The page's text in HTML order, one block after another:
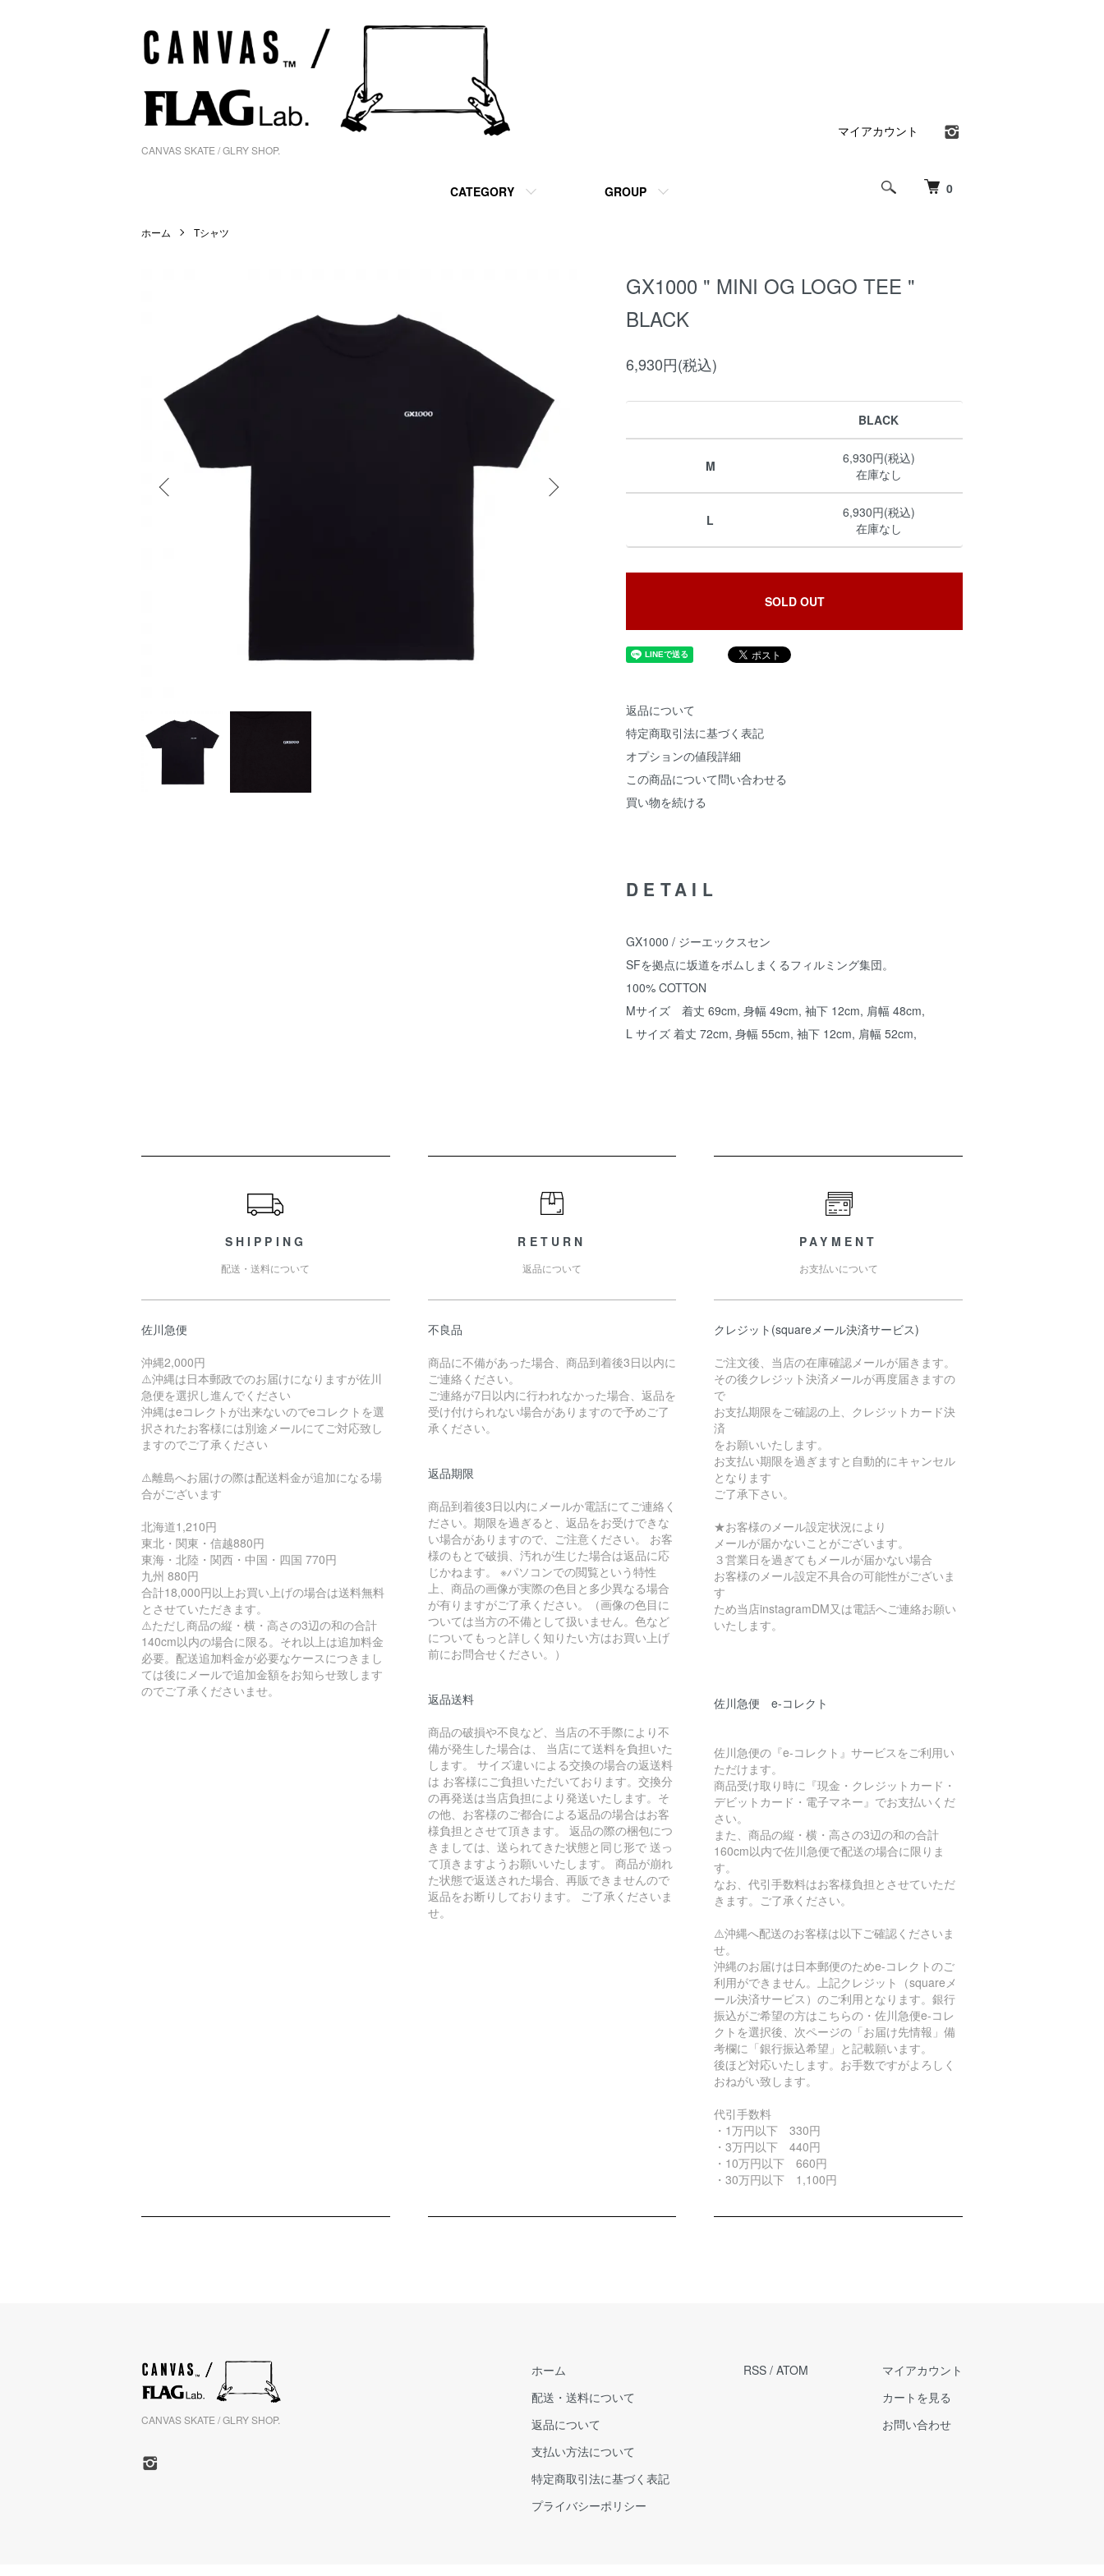
CANVAS SKATE / GLRY SHOP.
0
CATEGORY GROUP
マイアカウント
ホーム Tシャツ
GX1000 " MINI OG LOGO TEE "
BLACK
6,930円(税込)
BLACK
M
6,930円(税込)
在庫なし
L
6,930円(税込)
在庫なし
SOLD OUT
返品について
特定商取引法に基づく表記
オプションの値段詳細
この商品について問い合わせる
買い物を続ける
DETAIL
GX1000 / ジーエックスセン
SFを拠点に坂道をボムしまくるフィルミング集団。
100% COTTON
Mサイズ 着丈 69cm, 身幅 49cm, 袖下 12cm, 肩幅 48cm,
L サイズ 着丈 72cm, 身幅 55cm, 袖下 12cm, 肩幅 52cm,
SHIPPING
配送・送料について
佐川急便
沖縄2,000円
⚠️沖縄は日本郵政でのお届けになりますが佐川
急便を選択し進んでください
沖縄はeコレクトが出来ないのでeコレクトを選
択されたお客様には別途メールにてご対応致し
ますのでご了承ください
⚠️離島へお届けの際は配送料金が追加になる場
合がございます
北海道1,210円
東北・関東・信越880円
東海・北陸・関西・中国・四国 770円
九州 880円
合計18,000円以上お買い上げの場合は送料無料
とさせていただきます。
⚠️ただし商品の縦・横・高さの3辺の和の合計
140cm以内の場合に限る。それ以上は追加料金
必要。配送追加料金が必要なケースにつきまし
ては後にメールで追加金額をお知らせ致します
のでご了承くださいませ。
RETURN
返品について
不良品
商品に不備があった場合、商品到着後3日以内に
ご連絡ください。
ご連絡が7日以内に行われなかった場合、返品を
受け付けられない場合がありますので予めご了
承ください。
返品期限
商品到着後3日以内にメールか電話にてご連絡く
ださい。期限を過ぎると、返品をお受けできな
い場合がありますので、ご注意ください。 お客
様のもとで破損、汚れが生じた場合は返品に応
じかねます。 ※パソコンでの閲覧という特性
上、商品の画像が実際の色目と多少異なる場合
が有りますがご了承ください。（画像の色目に
ついては当方の不備として扱いません。色など
についてもっと詳しく知りたい方はお買い上げ
前にお問合せください。）
返品送料
商品の破損や不良など、当店の不手際により不
備が発生した場合は、 当店にて送料を負担いた
します。 サイズ違いによる交換の場合の返送料
は お客様にご負担いただいております。交換分
の再発送は当店負担により発送いたします。そ
の他、お客様のご都合による返品の場合はお客
様負担とさせて頂きます。 返品の際の梱包につ
きましては、送られてきた状態と同じ形で 送っ
て頂きますようお願いいたします。 商品が崩れ
た状態で返送された場合、再販できませんので
返品をお断りしております。 ご了承くださいま
せ。
PAYMENT
お支払いについて
クレジット(squareメール決済サービス)
ご注文後、当店の在庫確認メールが届きます。
その後クレジット決済メールが再度届きますの
で
お支払期限をご確認の上、クレジットカード決
済
をお願いいたします。
お支払い期限を過ぎますと自動的にキャンセル
となります
ご了承下さい。
★お客様のメール設定状況により
メールが届かないことがございます。
３営業日を過ぎてもメールが届かない場合
お客様のメール設定不具合の可能性がございま
す
ため当店instagramDM又は電話へご連絡お願い
いたします。
佐川急便 e-コレクト
佐川急便の『e-コレクト』サービスをご利用い
ただけます。
商品受け取り時に『現金・クレジットカード・
デビットカード・電子マネー』でお支払いくだ
さい。
また、商品の縦・横・高さの3辺の和の合計
160cm以内で佐川急便で配送の場合に限りま
す。
なお、代引手数料はお客様負担とさせていただ
きます。ご了承ください。
⚠️沖縄へ配送のお客様は以下ご確認くださいま
せ。
沖縄のお届けは日本郵便のためe-コレクトのご
利用ができません。上記クレジット（squareメ
ール決済サービス）のご利用となります。銀行
振込がご希望の方はこちらの・佐川急便e-コレ
クトを選択後、次ページの「お届け先情報」備
考欄に「銀行振込希望」と記載願います。
後ほど対応いたします。お手数ですがよろしく
おねがい致します。
代引手数料
・1万円以下 330円
・3万円以下 440円
・10万円以下 660円
・30万円以下 1,100円
CANVAS SKATE / GLRY SHOP.
ホーム
配送・送料について
返品について
支払い方法について
特定商取引法に基づく表記
プライバシーポリシー
RSS / ATOM
マイアカウント
カートを見る
お問い合わせ